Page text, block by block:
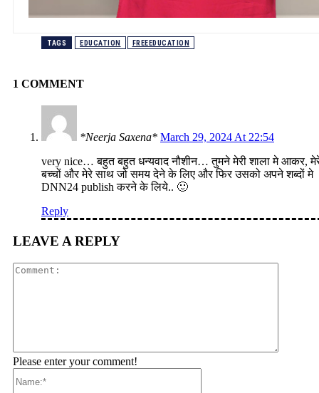
TAGS EDUCATION FREEEDUCATION
1 COMMENT
*Neerja Saxena* March 29, 2024 At 22:54
very nice… बहुत बहुत धन्यवाद नौशीन… तुमने मेरी शाला मे आकर,
बच्चों और मेरे साथ जो समय देने के लिए और फिर उसको अपने शब्दों मे
DNN24 publish करने के लिये.. 🙂
Reply
LEAVE A REPLY
Please enter your comment!